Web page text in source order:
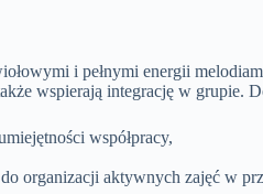
i pełnymi energii
wspierają integrację w
współpracy,
organizacji aktywnych zajęć w